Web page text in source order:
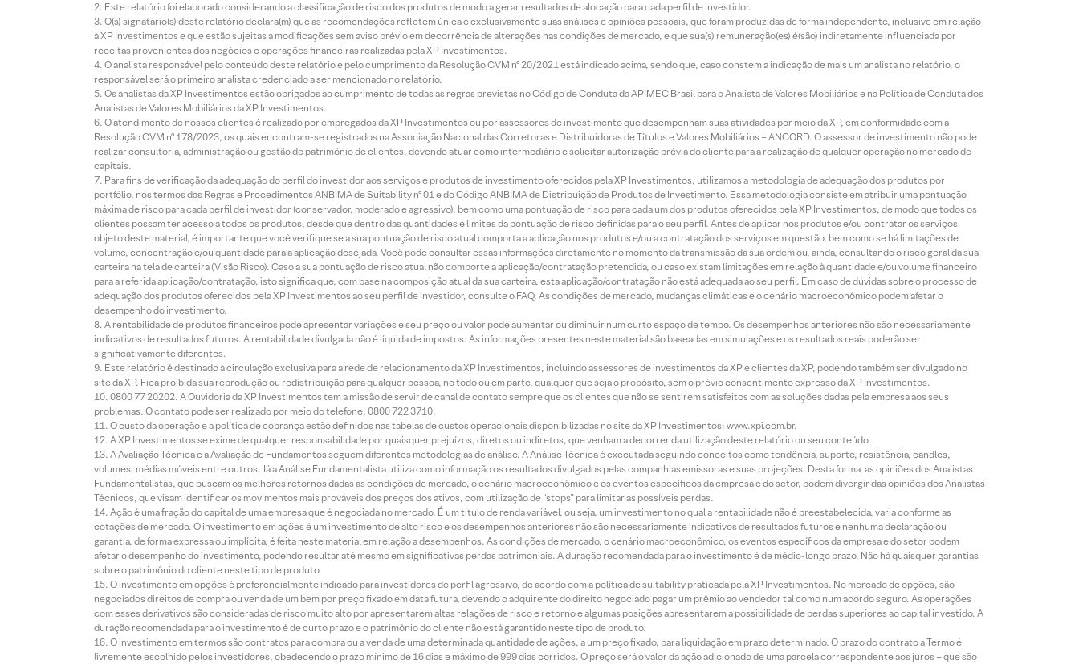
Este relatório foi elaborado considerando a classificação de risco dos produtos de modo a gerar resultados de alocação para cada perfil de investidor.
O(s) signatário(s) deste relatório declara(m) que as recomendações refletem única e exclusivamente suas análises e opiniões pessoais, que foram produzidas de forma independente, inclusive em relação
à XP Investimentos e que estão sujeitas a modificações sem aviso prévio em decorrência de alterações nas condições de mercado, e que sua(s) remuneração(es) é(são) indiretamente influenciada por
receitas provenientes dos negócios e operações financeiras realizadas pela XP Investimentos.
O analista responsável pelo conteúdo deste relatório e pelo cumprimento da Resolução CVM nº 20/2021 está indicado acima, sendo que, caso constem a indicação de mais um analista no relatório, o
responsável será o primeiro analista credenciado a ser mencionado no relatório.
Os analistas da XP Investimentos estão obrigados ao cumprimento de todas as regras previstas no Código de Conduta da APIMEC Brasil para o Analista de Valores Mobiliários e na Política de Conduta dos
Analistas de Valores Mobiliários da XP Investimentos.
O atendimento de nossos clientes é realizado por empregados da XP Investimentos ou por assessores de investimento que desempenham suas atividades por meio da XP, em conformidade com a
Resolução CVM nº 178/2023, os quais encontram-se registrados na Associação Nacional das Corretoras e Distribuidoras de Títulos e Valores Mobiliários – ANCORD. O assessor de investimento não pode
realizar consultoria, administração ou gestão de patrimônio de clientes, devendo atuar como intermediário e solicitar autorização prévia do cliente para a realização de qualquer operação no mercado de
capitais.
Para fins de verificação da adequação do perfil do investidor aos serviços e produtos de investimento oferecidos pela XP Investimentos, utilizamos a metodologia de adequação dos produtos por
portfólio, nos termos das Regras e Procedimentos ANBIMA de Suitability nº 01 e do Código ANBIMA de Distribuição de Produtos de Investimento. Essa metodologia consiste em atribuir uma pontuação
máxima de risco para cada perfil de investidor (conservador, moderado e agressivo), bem como uma pontuação de risco para cada um dos produtos oferecidos pela XP Investimentos, de modo que todos os
clientes possam ter acesso a todos os produtos, desde que dentro das quantidades e limites da pontuação de risco definidas para o seu perfil. Antes de aplicar nos produtos e/ou contratar os serviços
objeto deste material, é importante que você verifique se a sua pontuação de risco atual comporta a aplicação nos produtos e/ou a contratação dos serviços em questão, bem como se há limitações de
volume, concentração e/ou quantidade para a aplicação desejada. Você pode consultar essas informações diretamente no momento da transmissão da sua ordem ou, ainda, consultando o risco geral da sua
carteira na tela de carteira (Visão Risco). Caso a sua pontuação de risco atual não comporte a aplicação/contratação pretendida, ou caso existam limitações em relação à quantidade e/ou volume financeiro
para a referida aplicação/contratação, isto significa que, com base na composição atual da sua carteira, esta aplicação/contratação não está adequada ao seu perfil. Em caso de dúvidas sobre o processo de
adequação dos produtos oferecidos pela XP Investimentos ao seu perfil de investidor, consulte o FAQ. As condições de mercado, mudanças climáticas e o cenário macroeconômico podem afetar o
desempenho do investimento.
A rentabilidade de produtos financeiros pode apresentar variações e seu preço ou valor pode aumentar ou diminuir num curto espaço de tempo. Os desempenhos anteriores não são necessariamente
indicativos de resultados futuros. A rentabilidade divulgada não é líquida de impostos. As informações presentes neste material são baseadas em simulações e os resultados reais poderão ser
significativamente diferentes.
Este relatório é destinado à circulação exclusiva para a rede de relacionamento da XP Investimentos, incluindo assessores de investimentos da XP e clientes da XP, podendo também ser divulgado no
site da XP. Fica proibida sua reprodução ou redistribuição para qualquer pessoa, no todo ou em parte, qualquer que seja o propósito, sem o prévio consentimento expresso da XP Investimentos.
0800 77 20202. A Ouvidoria da XP Investimentos tem a missão de servir de canal de contato sempre que os clientes que não se sentirem satisfeitos com as soluções dadas pela empresa aos seus
problemas. O contato pode ser realizado por meio do telefone: 0800 722 3710.
O custo da operação e a política de cobrança estão definidos nas tabelas de custos operacionais disponibilizadas no site da XP Investimentos: www.xpi.com.br.
A XP Investimentos se exime de qualquer responsabilidade por quaisquer prejuízos, diretos ou indiretos, que venham a decorrer da utilização deste relatório ou seu conteúdo.
A Avaliação Técnica e a Avaliação de Fundamentos seguem diferentes metodologias de análise. A Análise Técnica é executada seguindo conceitos como tendência, suporte, resistência, candles,
volumes, médias móveis entre outros. Já a Análise Fundamentalista utiliza como informação os resultados divulgados pelas companhias emissoras e suas projeções. Desta forma, as opiniões dos Analistas
Fundamentalistas, que buscam os melhores retornos dadas as condições de mercado, o cenário macroeconômico e os eventos específicos da empresa e do setor, podem divergir das opiniões dos Analistas
Técnicos, que visam identificar os movimentos mais prováveis dos preços dos ativos, com utilização de “stops” para limitar as possíveis perdas.
Ação é uma fração do capital de uma empresa que é negociada no mercado. É um título de renda variável, ou seja, um investimento no qual a rentabilidade não é preestabelecida, varia conforme as
cotações de mercado. O investimento em ações é um investimento de alto risco e os desempenhos anteriores não são necessariamente indicativos de resultados futuros e nenhuma declaração ou
garantia, de forma expressa ou implícita, é feita neste material em relação a desempenhos. As condições de mercado, o cenário macroeconômico, os eventos específicos da empresa e do setor podem
afetar o desempenho do investimento, podendo resultar até mesmo em significativas perdas patrimoniais. A duração recomendada para o investimento é de médio-longo prazo. Não há quaisquer garantias
sobre o patrimônio do cliente neste tipo de produto.
O investimento em opções é preferencialmente indicado para investidores de perfil agressivo, de acordo com a política de suitability praticada pela XP Investimentos. No mercado de opções, são
negociados direitos de compra ou venda de um bem por preço fixado em data futura, devendo o adquirente do direito negociado pagar um prêmio ao vendedor tal como num acordo seguro. As operações
com esses derivativos são consideradas de risco muito alto por apresentarem altas relações de risco e retorno e algumas posições apresentarem a possibilidade de perdas superiores ao capital investido. A
duração recomendada para o investimento é de curto prazo e o patrimônio do cliente não está garantido neste tipo de produto.
O investimento em termos são contratos para compra ou a venda de uma determinada quantidade de ações, a um preço fixado, para liquidação em prazo determinado. O prazo do contrato a Termo é
livremente escolhido pelos investidores, obedecendo o prazo mínimo de 16 dias e máximo de 999 dias corridos. O preço será o valor da ação adicionado de uma parcela correspondente aos juros – que são